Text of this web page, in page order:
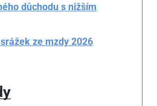
důchodu s nižším
ze mzdy 2026